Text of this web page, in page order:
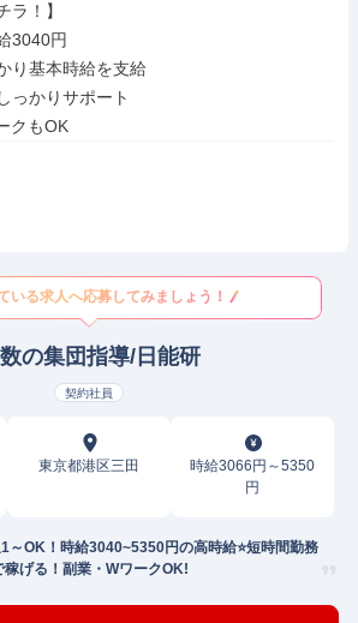
ラ！】
3040円
り基本時給を支給
っかりサポート
クもOK
いる求人へ応募してみましょう！
の集団指導/日能研
契約社員
東京都港区三田
時給3066円～5350
円
1～OK！時給3040~5350円の高時給⭐️短時間勤務
稼げる！副業・WワークOK!